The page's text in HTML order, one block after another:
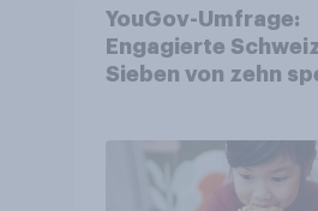
YouGov-Umfrage:
Engagierte
Sieben von zehn